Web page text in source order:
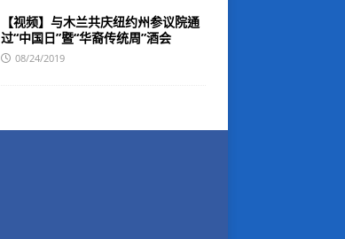
【视频】与木兰共庆纽约州参议院通
过“中国日”暨“华裔传统周”酒会
08/24/2019